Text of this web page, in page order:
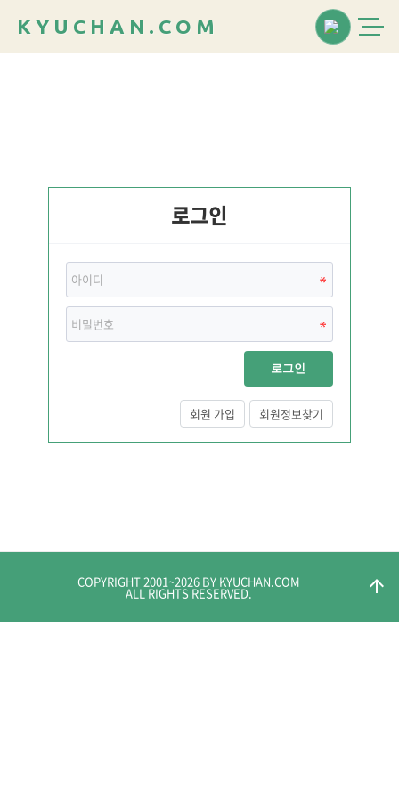
K Y U C H A N . C O M
로그인
로그인
회원 가입 회원정보찾기
arrow_upward
COPYRIGHT 2001~2026 BY KYUCHAN.COM
ALL RIGHTS RESERVED.